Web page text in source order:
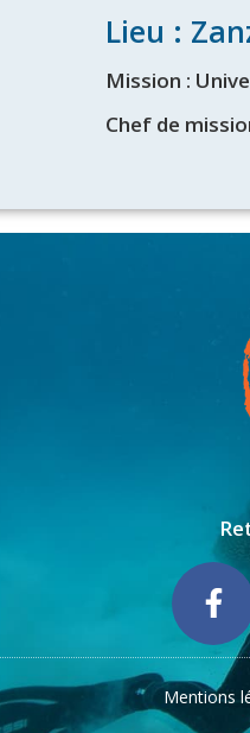
Lieu :
Mission :
Chef de
Mentions